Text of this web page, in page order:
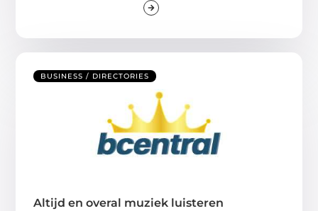
BUSINESS / DIRECTORIES
Altijd en overal muziek luisteren